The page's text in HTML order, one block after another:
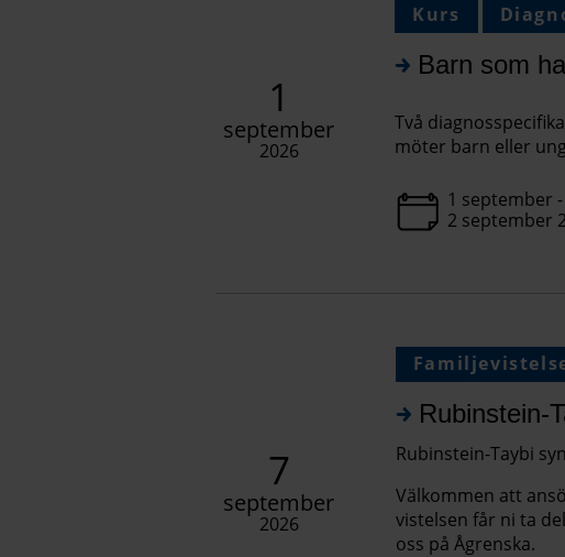
1
september
2026
Kurs
Barn som
Två
möter barn eller
1 september -
2 september
7
september
2026
Rubinstein-
Rubinstein-Taybi
Välkommen att
vistelsen får ni ta
oss på Ågrenska.